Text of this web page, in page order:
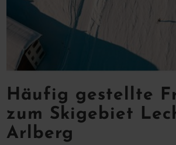
Häufig gestellte
zum Skigebiet
Arlberg